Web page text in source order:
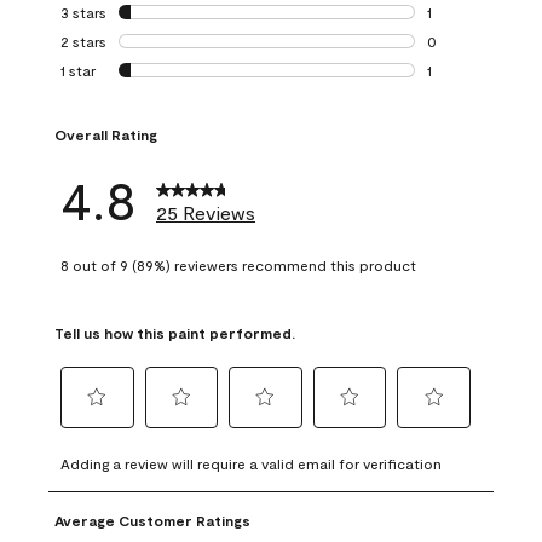
0 reviews with 4
3 stars stars
1
1 review with 3
2 stars stars
0
0 reviews with 2
1 star stars
1
Overall Rating
4.8 25 Reviews
8 out of 9 (89%) reviewers recommend this product
Tell us how this paint performed.
to
rate
the
item
to
rate
the
to
rate
the
item
to
rate
to
rate
Adding a review will require a valid email for verification
Average Customer Ratings